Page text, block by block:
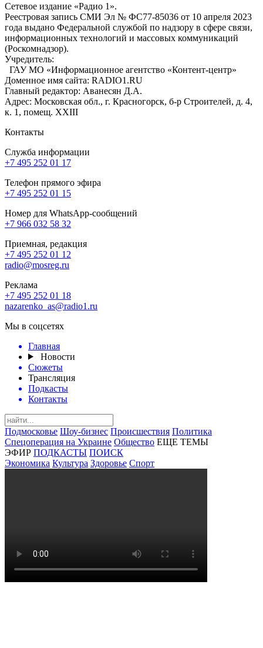
Сетевое издание «Радио 1».
Реестровая запись СМИ Эл № ФС77-85036 от 10 апреля 2023
года выдано Федеральной службой по надзору в сфере связи,
информационных технологий и массовых коммуникаций
(Роскомнадзор).
Учредитель:
ГАУ МО «Информационное агентство «Контент-центр»
Доменное имя сайта: RADIO1.RU
Главный редактор: Аванесян Д.А.
Адрес: Московская обл., г. Красногорск, б-р Строителей, д. 4,
к. 1, помещ. XXIII
Контакты
Служба информации
+7 495 252 01 17
Телефон прямого эфира
+7 495 252 01 15
Номер для WhatsApp-сообщений
+7 966 032 58 32
Приемная, редакция
+7 495 252 01 12
radio@mosreg.ru
Реклама
+7 495 252 01 18
nazarenko_as@radio1.ru
Мы в соцсетях
Главная
Новости
Сюжеты
Трансляция
Подкасты
Контакты
Подмосковье Шоу-бизнес Происшествия Политика
Спецоперация на Украине Общество ЕЩЕ ТЕМЫ
ЭФИР ПОДКАСТЫ ПОИСК
Экономика Культура Здоровье Спорт